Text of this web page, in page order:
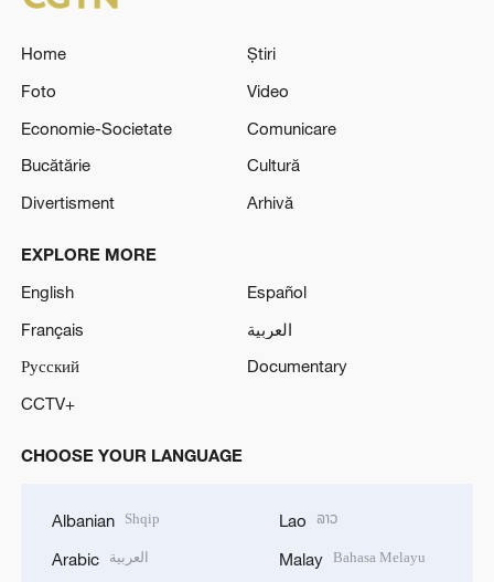
Home
Știri
Foto
Video
Economie-Societate
Comunicare
Bucătărie
Cultură
Divertisment
Arhivă
EXPLORE MORE
English
Español
Français
العربية
Русский
Documentary
CCTV+
CHOOSE YOUR LANGUAGE
Albanian Shqip
Arabic العربية
Lao ລາວ
Malay Bahasa Melayu